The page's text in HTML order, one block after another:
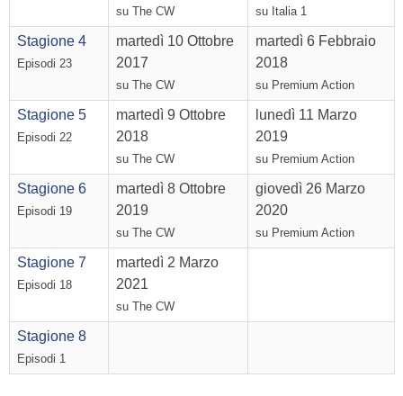
su The CW su Italia 1
Stagione 4
Episodi 23
martedì 10 Ottobre
2017
su The CW
martedì 6 Febbraio
2018
su Premium Action
Stagione 5
Episodi 22
martedì 9 Ottobre
2018
su The CW
lunedì 11 Marzo
2019
su Premium Action
Stagione 6
Episodi 19
martedì 8 Ottobre
2019
su The CW
giovedì 26 Marzo
2020
su Premium Action
Stagione 7
Episodi 18
martedì 2 Marzo
2021
su The CW
Stagione 8
Episodi 1